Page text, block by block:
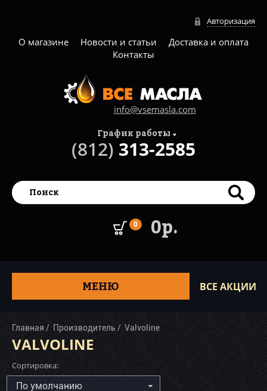
Авторизация
О магазине Новости и статьи
Доставка и оплата
Контакты
info@vsemasla.com
0 0р.
График работы
(812) 313-2585
МЕНЮ ВСЕ АКЦИИ
Главная Производитель Valvoline
VALVOLINE
Сортировка: